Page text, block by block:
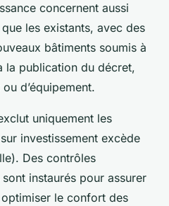
concernent aussi
les existants, avec des
bâtiments soumis à
la publication du décret,
d’équipement.
uniquement les
investissement excède
Des contrôles
instaurés pour assurer
le confort des